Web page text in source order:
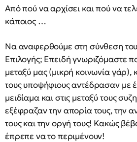
Από πού να αρχίσει και πού να
κάποιος …
Να αναφερθούμε στη σύνθεση
Επιλογής; Επειδή γνωριζόμαστε
μεταξύ μας (μικρή κοινωνία γάρ),
τους υποψήφιουςαντέδρασαν με
μειδίαμα και στις μεταξύ τους
εξέφραζαν την απορία τους, την
τους και την οργή τους! Κακώς
έπρεπε να το περιμένουν!